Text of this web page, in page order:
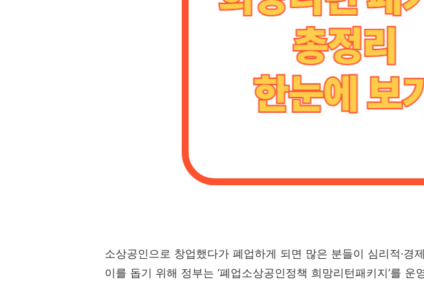
소상공인으로 창업했다가 폐업하게 되면 많은 분들이 심리적·경
이를 돕기 위해 정부는 ‘폐업소상공인정책 희망리턴패키지’를